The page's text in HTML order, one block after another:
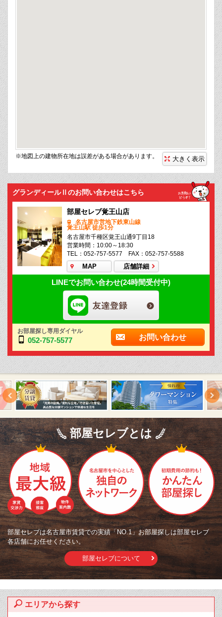
※地図上の建物所在地は誤差がある場合があります。 大きく表示
グランディールⅡのお問い合わせはこちら
部屋セレブ覚王山店
名古屋市営地下鉄東山線
覚王山駅 徒歩1分
名古屋市千種区覚王山通9丁目18
営業時間：10:00～18:30
TEL：052-757-5577 FAX：052-757-5588
MAP 店舗詳細
LINEでお問い合わせ(24時間受付中)
お部屋探し専用ダイヤル
052-757-5577 お問い合わせ
部屋セレブとは
部屋セレブは名古屋市賃貸での実績「NO.1」お部屋探しは部屋セレブ
各店舗にお任せください。
部屋セレブについて
エリアから探す